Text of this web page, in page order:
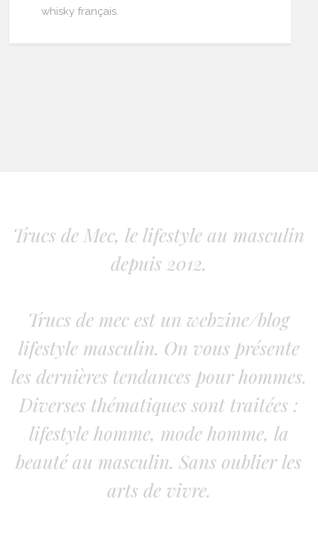
whisky français.
Trucs de Mec, le lifestyle au masculin
depuis 2012.
Trucs de mec est un webzine/blog
lifestyle masculin. On vous présente
les dernières tendances pour hommes.
Diverses thématiques sont traitées :
lifestyle homme, mode homme, la
beauté au masculin. Sans oublier les
arts de vivre.